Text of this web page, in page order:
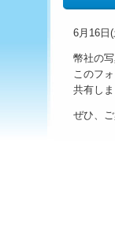
6月16日(
幣社の写
このフォ
共有しま
ぜひ、ご